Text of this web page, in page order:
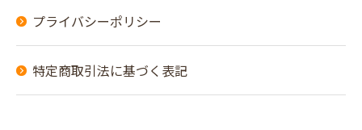
プライバシーポリシー
特定商取引法に基づく表記